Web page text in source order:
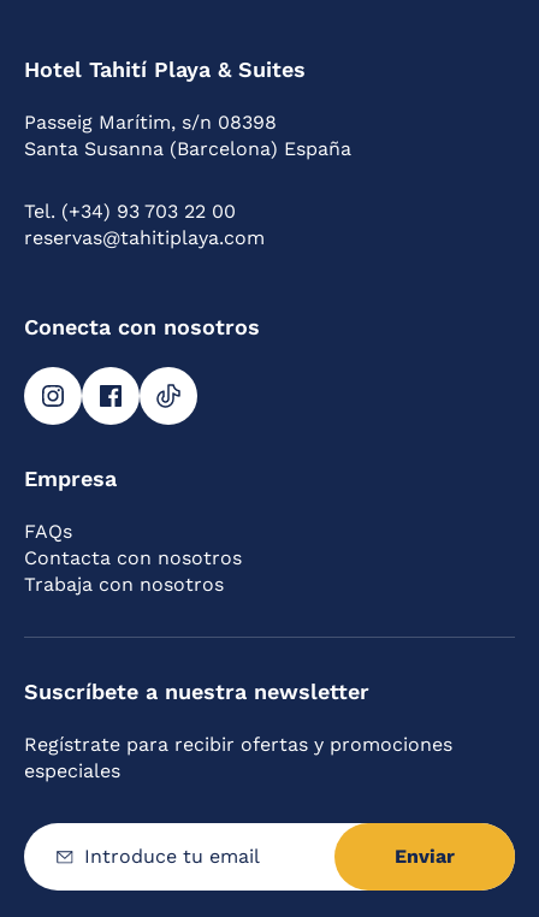
Hotel Tahití Playa & Suites
Passeig Marítim, s/n 08398
Santa Susanna (Barcelona) España
Tel. (+34) 93 703 22 00
reservas@tahitiplaya.com
Conecta con nosotros
Empresa
FAQs
Contacta con nosotros
Trabaja con nosotros
Suscríbete a nuestra newsletter
Regístrate para recibir ofertas y promociones
especiales
Introduce
tu
email
Enviar